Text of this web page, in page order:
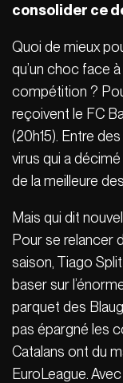
consolider ce
Quoi de mieux
qu’un choc face
compétition ?
reçoivent le FC
(20h15). Entre
virus qui a décimé
de la meilleure
Mais qui dit
Pour se relancer
saison, Tiago
baser sur
parquet des
pas épargné les
Catalans ont du
EuroLeague.